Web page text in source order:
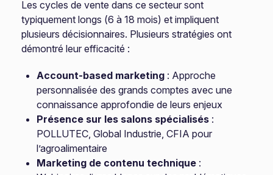
Les cycles de vente dans ce secteur sont
typiquement longs (6 à 18 mois) et impliquent
plusieurs décisionnaires. Plusieurs stratégies ont
démontré leur efficacité :
Account-based marketing : Approche
personnalisée des grands comptes avec une
connaissance approfondie de leurs enjeux
Présence sur les salons spécialisés :
POLLUTEC, Global Industrie, CFIA pour
l’agroalimentaire
Marketing de contenu technique :